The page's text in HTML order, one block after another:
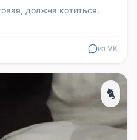
должна котиться.
из VK
🐈